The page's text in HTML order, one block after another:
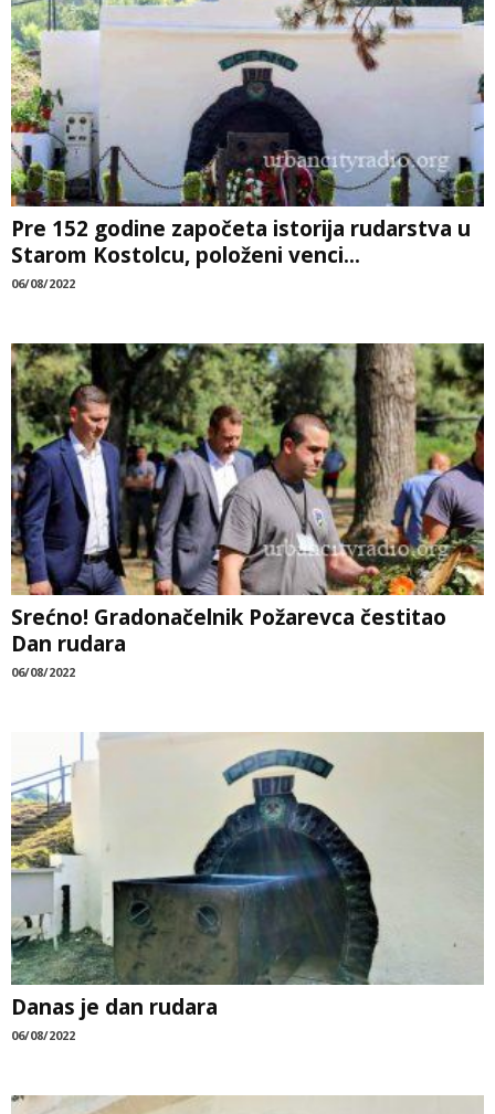
Pre 152 godine započeta istorija rudarstva u
Starom Kostolcu, položeni venci...
06/08/2022
Srećno! Gradonačelnik Požarevca čestitao
Dan rudara
06/08/2022
Danas je dan rudara
06/08/2022